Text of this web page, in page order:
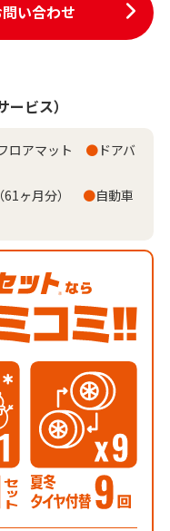
い合わせ
ービス）
ロアマット ●ドアバ
61ヶ月分） ●自動車